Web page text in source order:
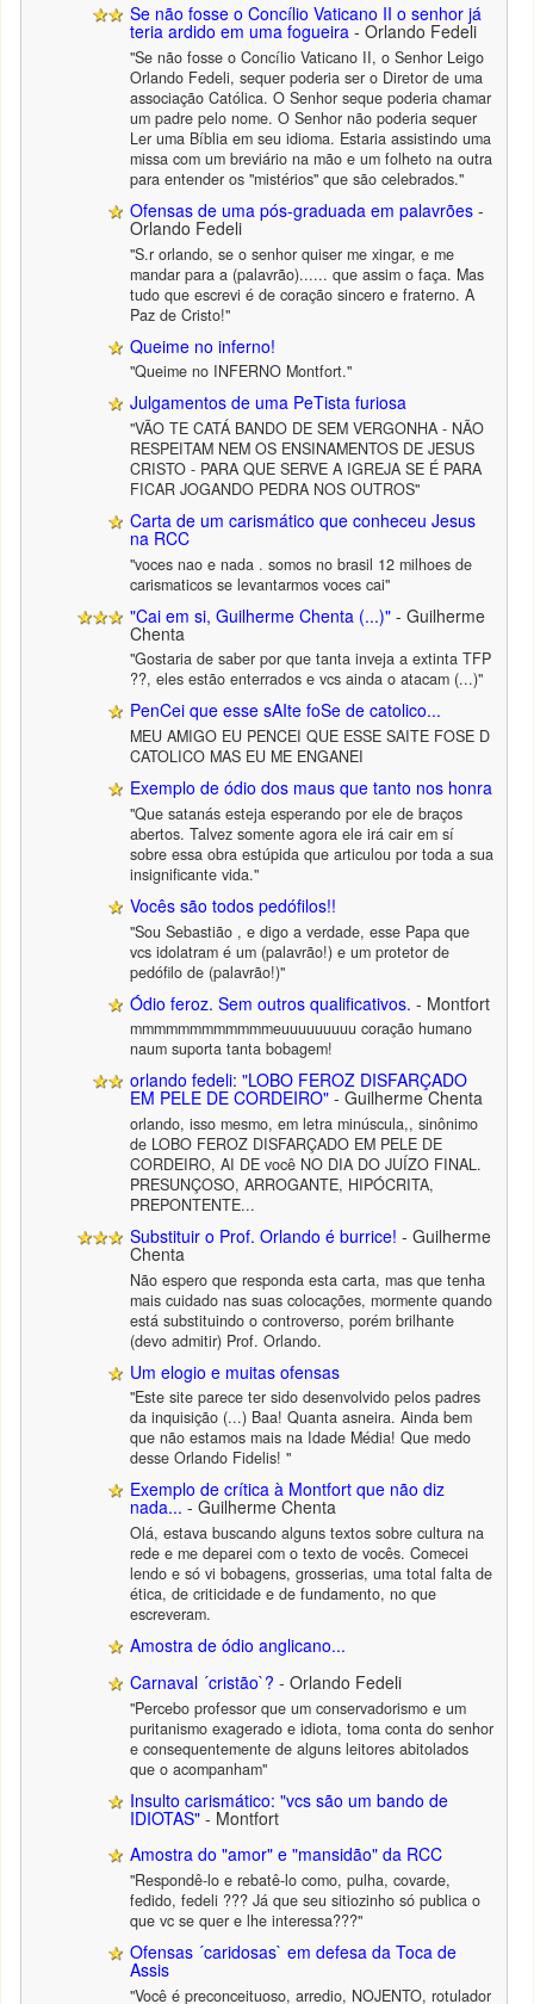
Se não fosse o Concílio Vaticano II o senhor já
teria ardido em uma fogueira - Orlando Fedeli
"Se não fosse o Concílio Vaticano II, o Senhor Leigo
Orlando Fedeli, sequer poderia ser o Diretor de uma
associação Católica. O Senhor seque poderia chamar
um padre pelo nome. O Senhor não poderia sequer
Ler uma Bíblia em seu idioma. Estaria assistindo uma
missa com um breviário na mão e um folheto na outra
para entender os "mistérios" que são celebrados."
Ofensas de uma pós-graduada em palavrões -
Orlando Fedeli
"S.r orlando, se o senhor quiser me xingar, e me
mandar para a (palavrão)...... que assim o faça. Mas
tudo que escrevi é de coração sincero e fraterno. A
Paz de Cristo!"
Queime no inferno!
"Queime no INFERNO Montfort."
Julgamentos de uma PeTista furiosa
"VÃO TE CATÁ BANDO DE SEM VERGONHA - NÃO
RESPEITAM NEM OS ENSINAMENTOS DE JESUS
CRISTO - PARA QUE SERVE A IGREJA SE É PARA
FICAR JOGANDO PEDRA NOS OUTROS"
Carta de um carismático que conheceu Jesus
na RCC
"voces nao e nada . somos no brasil 12 milhoes de
carismaticos se levantarmos voces cai"
"Cai em si, Guilherme Chenta (...)" - Guilherme
Chenta
"Gostaria de saber por que tanta inveja a extinta TFP
??, eles estão enterrados e vcs ainda o atacam (...)"
PenCei que esse sAIte foSe de catolico...
MEU AMIGO EU PENCEI QUE ESSE SAITE FOSE D
CATOLICO MAS EU ME ENGANEI
Exemplo de ódio dos maus que tanto nos honra
"Que satanás esteja esperando por ele de braços
abertos. Talvez somente agora ele irá cair em sí
sobre essa obra estúpida que articulou por toda a sua
insignificante vida."
Vocês são todos pedófilos!!
"Sou Sebastião , e digo a verdade, esse Papa que
vcs idolatram é um (palavrão!) e um protetor de
pedófilo de (palavrão!)"
Ódio feroz. Sem outros qualificativos. - Montfort
mmmmmmmmmmmmeuuuuuuuuu coração humano
naum suporta tanta bobagem!
orlando fedeli: "LOBO FEROZ DISFARÇADO
EM PELE DE CORDEIRO" - Guilherme Chenta
orlando, isso mesmo, em letra minúscula,, sinônimo
de LOBO FEROZ DISFARÇADO EM PELE DE
CORDEIRO, AI DE você NO DIA DO JUÍZO FINAL.
PRESUNÇOSO, ARROGANTE, HIPÓCRITA,
PREPONTENTE...
Substituir o Prof. Orlando é burrice! - Guilherme
Chenta
Não espero que responda esta carta, mas que tenha
mais cuidado nas suas colocações, mormente quando
está substituindo o controverso, porém brilhante
(devo admitir) Prof. Orlando.
Um elogio e muitas ofensas
"Este site parece ter sido desenvolvido pelos padres
da inquisição (...) Baa! Quanta asneira. Ainda bem
que não estamos mais na Idade Média! Que medo
desse Orlando Fidelis! "
Exemplo de crítica à Montfort que não diz
nada... - Guilherme Chenta
Olá, estava buscando alguns textos sobre cultura na
rede e me deparei com o texto de vocês. Comecei
lendo e só vi bobagens, grosserias, uma total falta de
ética, de criticidade e de fundamento, no que
escreveram.
Amostra de ódio anglicano...
Carnaval ´cristão`? - Orlando Fedeli
"Percebo professor que um conservadorismo e um
puritanismo exagerado e idiota, toma conta do senhor
e consequentemente de alguns leitores abitolados
que o acompanham"
Insulto carismático: "vcs são um bando de
IDIOTAS" - Montfort
Amostra do "amor" e "mansidão" da RCC
"Respondê-lo e rebatê-lo como, pulha, covarde,
fedido, fedeli ??? Já que seu sitiozinho só publica o
que vc se quer e lhe interessa???"
Ofensas ´caridosas` em defesa da Toca de
Assis
"Você é preconceituoso, arredio, NOJENTO, rotulador